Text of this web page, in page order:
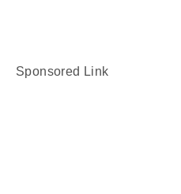
Sponsored Link